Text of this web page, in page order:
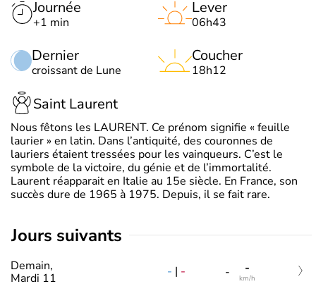
Journée
+1 min
Dernier
croissant de Lune
Lever
06h43
Coucher
18h12
Saint Laurent
Nous fêtons les LAURENT. Ce prénom signifie « feuille
laurier » en latin. Dans l’antiquité, des couronnes de
lauriers étaient tressées pour les vainqueurs. C’est le
symbole de la victoire, du génie et de l’immortalité.
Laurent réapparait en Italie au 15e siècle. En France, son
succès dure de 1965 à 1975. Depuis, il se fait rare.
jours suivants
Demain,
Mardi 11
- | - - -
km/h